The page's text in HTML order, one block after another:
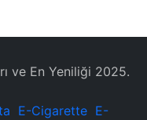
ve En Yeniliği 2025.
E-Cigarette E-